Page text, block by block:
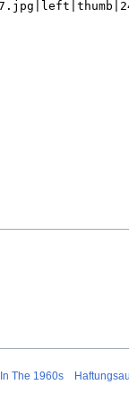
The 1960s